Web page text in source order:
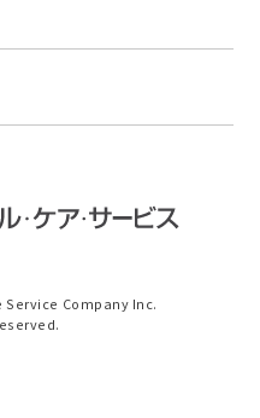
Service Company Inc.